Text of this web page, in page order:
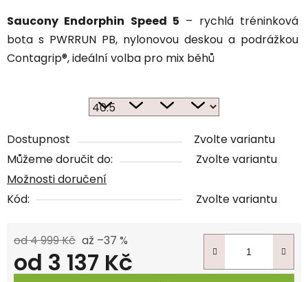
Saucony Endorphin Speed 5 – rychlá tréninková
bota s PWRRUN PB, nylonovou deskou a podrážkou
Contagrip®, ideální volba pro mix běhů
Dostupnost
Zvolte variantu
Můžeme doručit do:
Zvolte variantu
Možnosti doručení
Kód:
Zvolte variantu
od 4 999 Kč až –37 %
od 3 137 Kč